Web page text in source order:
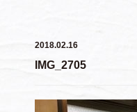
2018.02.16
IMG_2705